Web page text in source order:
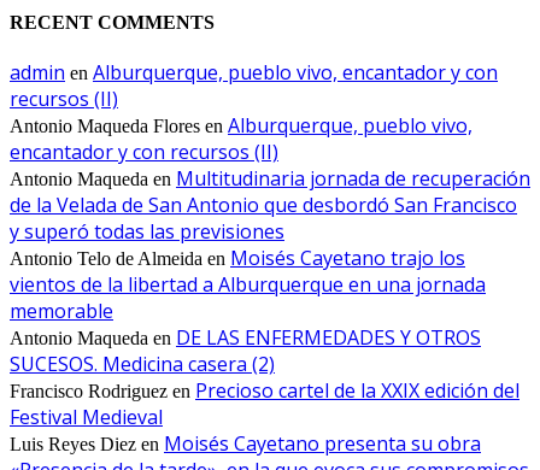
RECENT COMMENTS
admin en Alburquerque, pueblo vivo, encantador y con
recursos (II)
Antonio Maqueda Flores en Alburquerque, pueblo vivo,
encantador y con recursos (II)
Antonio Maqueda en Multitudinaria jornada de recuperación
de la Velada de San Antonio que desbordó San Francisco
y superó todas las previsiones
Antonio Telo de Almeida en Moisés Cayetano trajo los
vientos de la libertad a Alburquerque en una jornada
memorable
Antonio Maqueda en DE LAS ENFERMEDADES Y OTROS
SUCESOS. Medicina casera (2)
Francisco Rodriguez en Precioso cartel de la XXIX edición del
Festival Medieval
Luis Reyes Diez en Moisés Cayetano presenta su obra